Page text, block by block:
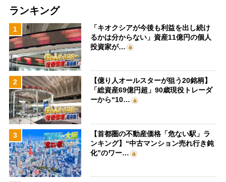
ランキング
1
「キオクシアが今後も利益を出し続け
るかは分からない」資産11億円の個人
投資家が…
2
【億り人オールスターが狙う20銘柄】
「総資産69億円超」90歳現役トレーダ
ーから“10…
3
【首都圏の不動産価格「危ない駅」ラ
ンキング】“中古マンション売れ行き鈍
化”のワー…